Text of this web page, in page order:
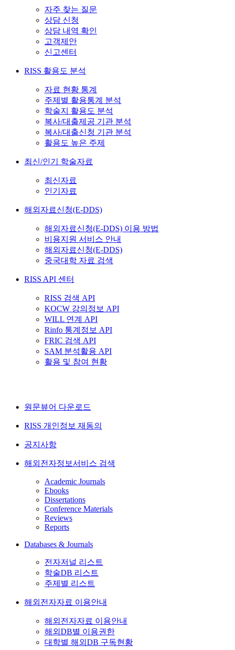
자주 찾는 질문
상담 신청
상담 내역 확인
고객제안
신고센터
RISS 활용도 분석
자료 현황 통계
주제별 활용통계 분석
학술지 활용도 분석
복사/대출제공 기관 분석
복사/대출신청 기관 분석
활용도 높은 주제
최신/인기 학술자료
최신자료
인기자료
해외자료신청(E-DDS)
해외자료신청(E-DDS) 이용 방법
비용지원 서비스 안내
해외자료신청(E-DDS)
중국대학 자료 검색
RISS API 센터
RISS 검색 API
KOCW 강의정보 API
WILL 연계 API
Rinfo 통계정보 API
FRIC 검색 API
SAM 분석활용 API
활용 및 참여 현황
원문뷰어 다운로드
RISS 개인정보 재동의
공지사항
해외전자정보서비스 검색
Academic Journals
Ebooks
Dissertations
Conference Materials
Reviews
Reports
Databases & Journals
전자저널 리스트
학술DB 리스트
주제별 리스트
해외전자자료 이용안내
해외전자자료 이용안내
해외DB별 이용권한
대학별 해외DB 구독현황